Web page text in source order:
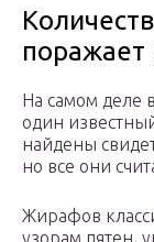
поражает
На самом деле
один
найдены
но все они
Жирафов
узорам пятен,